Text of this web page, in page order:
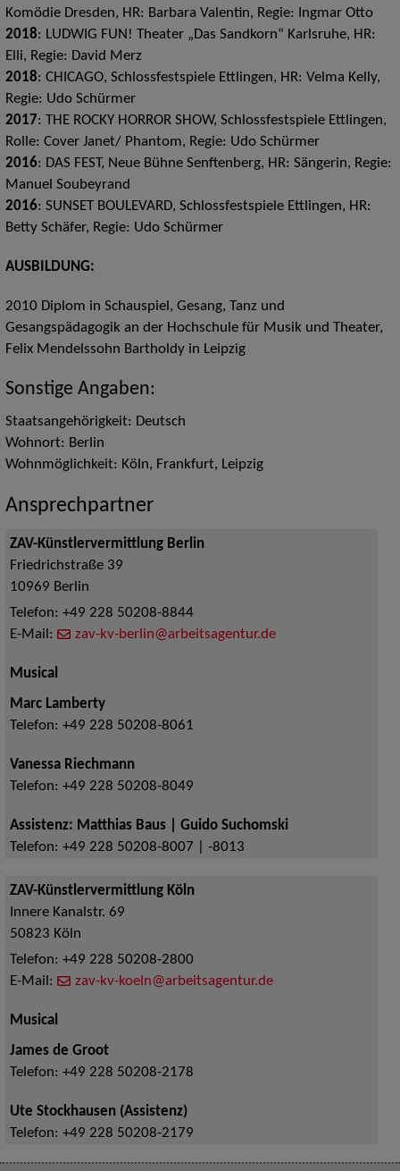
Komödie Dresden, HR: Barbara Valentin, Regie: Ingmar Otto
2018: LUDWIG FUN! Theater „Das Sandkorn“ Karlsruhe, HR:
Elli, Regie: David Merz
2018: CHICAGO, Schlossfestspiele Ettlingen, HR: Velma Kelly,
Regie: Udo Schürmer
2017: THE ROCKY HORROR SHOW, Schlossfestspiele Ettlingen,
Rolle: Cover Janet/ Phantom, Regie: Udo Schürmer
2016: DAS FEST, Neue Bühne Senftenberg, HR: Sängerin, Regie:
Manuel Soubeyrand
2016: SUNSET BOULEVARD, Schlossfestspiele Ettlingen, HR:
Betty Schäfer, Regie: Udo Schürmer
AUSBILDUNG:
2010 Diplom in Schauspiel, Gesang, Tanz und
Gesangspädagogik an der Hochschule für Musik und Theater,
Felix Mendelssohn Bartholdy in Leipzig
Sonstige Angaben:
Staatsangehörigkeit: Deutsch
Wohnort: Berlin
Wohnmöglichkeit: Köln, Frankfurt, Leipzig
Ansprechpartner
ZAV-Künstlervermittlung Berlin
Friedrichstraße 39
10969 Berlin
Telefon: +49 228 50208-8844
E-Mail:
zav-kv-berlin@arbeitsagentur.de
Musical
Marc Lamberty
Telefon: +49 228 50208-8061
Vanessa Riechmann
Telefon: +49 228 50208-8049
Assistenz: Matthias Baus | Guido Suchomski
Telefon: +49 228 50208-8007 | -8013
ZAV-Künstlervermittlung Köln
Innere Kanalstr. 69
50823 Köln
Telefon: +49 228 50208-2800
E-Mail:
zav-kv-koeln@arbeitsagentur.de
Musical
James de Groot
Telefon: +49 228 50208-2178
Ute Stockhausen (Assistenz)
Telefon: +49 228 50208-2179